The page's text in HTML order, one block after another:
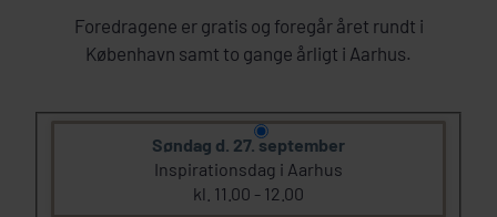
Foredragene er gratis og foregår året rundt i
København samt to gange årligt i Aarhus.
Søndag d. 27. september
Inspirationsdag i Aarhus
kl. 11.00 - 12.00